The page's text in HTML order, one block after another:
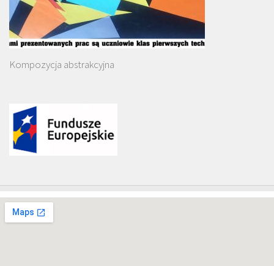
Kompozycja abstrakcyjna